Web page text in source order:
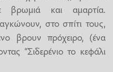
βρωμιά και αμαρτία.
στο σπίτι τους,
βρουν πρόχειρο, (ένα
“Σιδερένιο το κεφάλι